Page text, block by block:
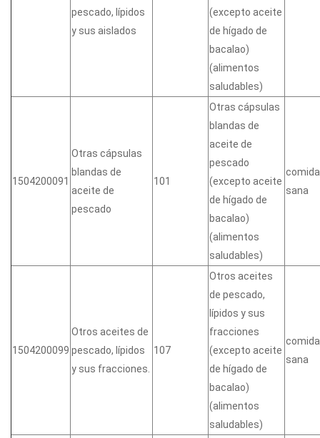
pescado, lípidos
y sus aislados
(excepto aceite
de hígado de
bacalao)
(alimentos
saludables)
1504200091
Otras cápsulas
blandas de
aceite de
pescado
101
Otras cápsulas
blandas de
aceite de
pescado
(excepto aceite
de hígado de
bacalao)
(alimentos
saludables)
comida
sana
1504200099
Otros aceites de
pescado, lípidos
y sus fracciones.
107
Otros aceites
de pescado,
lípidos y sus
fracciones
(excepto aceite
de hígado de
bacalao)
(alimentos
saludables)
comida
sana